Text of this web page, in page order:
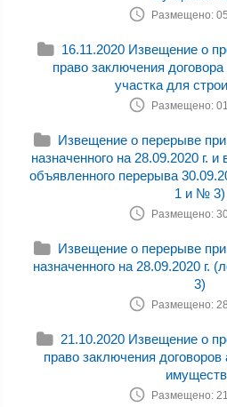
Размещено:
16.11.2020 Извещение о
право заключения
участка для
Размещено:
Извещение о перерыве при
назначенного на 28.09.2020 г.
объявленного перерыва
1 и № 3)
Размещено:
Извещение о перерыве при
назначенного на 28.09.2020
3)
Размещено:
21.10.2020 Извещение о
право заключения
Размещено: